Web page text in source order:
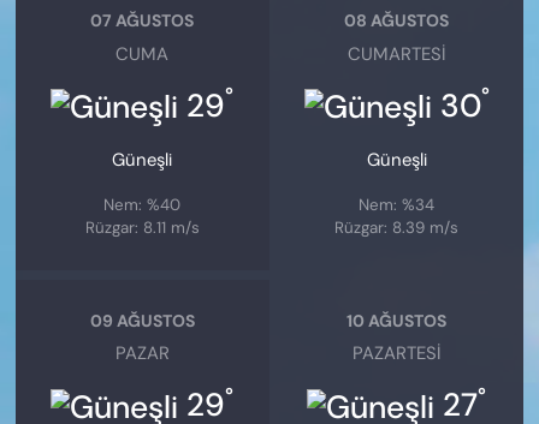
07 AĞUSTOS
CUMA
29°
Güneşli
Nem: %40
Rüzgar: 8.11 m/s
08 AĞUSTOS
CUMARTESI
30°
Güneşli
Nem: %34
Rüzgar: 8.39 m/s
09 AĞUSTOS
PAZAR
29°
10 AĞUSTOS
PAZARTESI
27°